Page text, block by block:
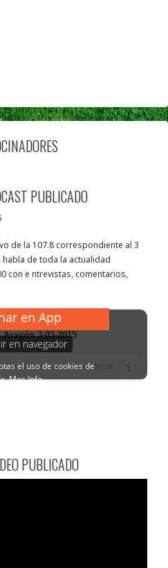
PUBLICADO
de la 107.8 correspondiente al 3
de toda la actualidad
con e ntrevistas, comentarios,
PUBLICADO